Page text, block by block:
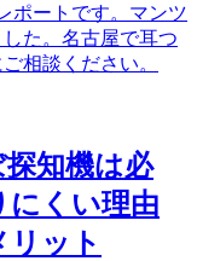
ポートです。マンツ
た。名古屋で耳つ
相談ください。
探知機は必
にくい理由
リット